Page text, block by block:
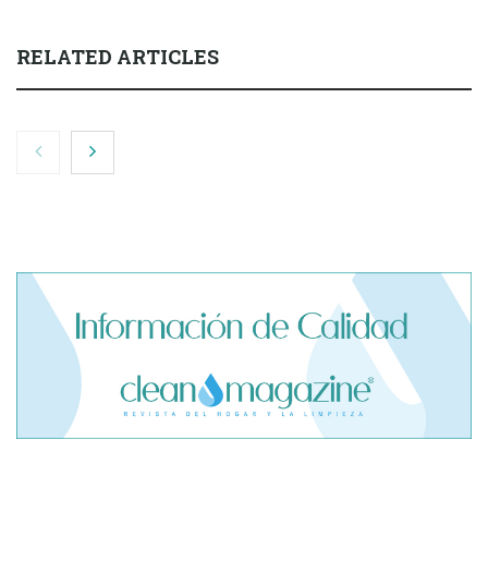
RELATED ARTICLES
El cofundador de Noctorial adquiere Amadeux para